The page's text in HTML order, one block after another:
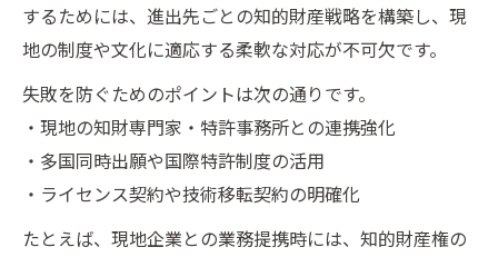
するためには、進出先ごとの知的財産戦略を構築し、現
地の制度や文化に適応する柔軟な対応が不可欠です。
失敗を防ぐためのポイントは次の通りです。
・現地の知財専門家・特許事務所との連携強化
・多国同時出願や国際特許制度の活用
・ライセンス契約や技術移転契約の明確化
たとえば、現地企業との業務提携時には、知的財産権の